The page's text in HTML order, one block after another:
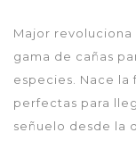
Major revoluciona
gama de cañas
especies. Nace la
perfectas para
señuelo desde la